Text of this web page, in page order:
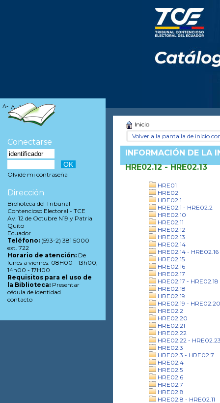
Inicio
Volver a la pantalla de inicio
INFORMACIÓN DE LA
HRE02.12 - HRE02.13
HRE01
HRE02
HRE02.1
HRE02.1 - HRE02.2
HRE02.10
HRE02.11
HRE02.12
HRE02.13
HRE02.14
HRE02.14 - HRE02.16
HRE02.15
HRE02.16
HRE02.17
HRE02.17 - HRE02.18
HRE02.18
HRE02.19
HRE02.19 - HRE02.20
HRE02.2
HRE02.20
HRE02.21
HRE02.22
HRE02.22 -
HRE02.3
HRE02.3 - HRE02.7
HRE02.4
HRE02.5
HRE02.6
HRE02.7
HRE02.8
HRE02.8 - HRE02.11
A- A A+
Conectarse
Olvidé mi contraseña
Dirección
Biblioteca del Tribunal
Contencioso Electoral - TCE
Av. 12 de Octubre N19 y Patria
Quito
Ecuador
Teléfono: (593-2) 381 5000
ext. 722
Horario de atención: De
lunes a viernes: 08H00 - 13h00,
14h00 - 17H00
Requisitos para el uso de
la Biblioteca: Presentar
cédula de identidad
contacto